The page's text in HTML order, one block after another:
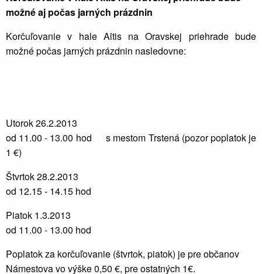
možné aj počas jarných prázdnin
Korčuľovanie v hale Altis na Oravskej priehrade bude
možné počas jarných prázdnin nasledovne:
Utorok 26.2.2013
od 11.00 - 13.00 hod s mestom Trstená (pozor poplatok je
1 €)
Štvrtok 28.2.2013
od 12.15 - 14.15 hod
Piatok 1.3.2013
od 11.00 - 13.00 hod
Poplatok za korčuľovanie (štvrtok, piatok) je pre občanov
Námestova vo výške 0,50 €, pre ostatných 1€.